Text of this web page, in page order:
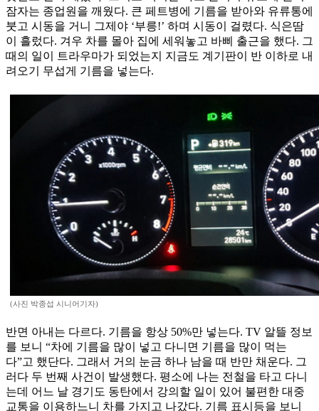
잠자는 종업원을 깨웠다. 큰 페트병에 기름을 받아와 유류통에
붓고 시동을 거니 그제야 ‘부릉!’ 하며 시동이 걸렸다. 식은땀
이 흘렀다. 겨우 차를 몰아 집에 세워놓고 바삐 출근을 했다. 그
때의 일이 트라우마가 되었는지 지금도 계기판이 반 이하로 내
려오기 무섭게 기름을 넣는다.
(사진 박종섭 시니어기자)
반면 아내는 다르다. 기름을 항상 50%만 넣는다. TV 알뜰 정보
를 보니 “차에 기름을 많이 넣고 다니면 기름을 많이 먹는
다”고 했단다. 그래서 거의 눈금 하나 남을 때 반만 채운다. 그
러다 두 번째 사건이 발생했다. 평소에 나는 전철을 타고 다니
는데 어느 날 경기도 동탄에서 강의할 일이 있어 불편한 대중
교통을 이용하느니 차를 가지고 나갔다. 기름 표시등을 보니